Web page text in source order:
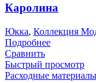
Каролина
Юкка, Коллекция
Подробнее
Сравнить
Быстрый просмотр
Расходные материалы